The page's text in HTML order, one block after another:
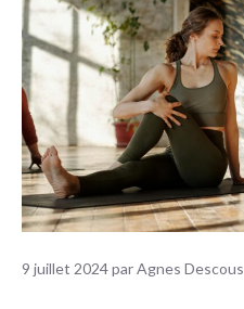
9 juillet 2024parAgnes Descous